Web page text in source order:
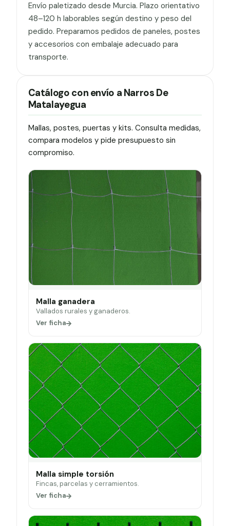
Envío paletizado desde Murcia. Plazo orientativo
48–120 h laborables según destino y peso del
pedido. Preparamos pedidos de paneles, postes
y accesorios con embalaje adecuado para
transporte.
Catálogo con envío a Narros De
Matalayegua
Mallas, postes, puertas y kits. Consulta medidas,
compara modelos y pide presupuesto sin
compromiso.
Malla ganadera
Vallados rurales y ganaderos.
Ver ficha
Malla simple torsión
Fincas, parcelas y cerramientos.
Ver ficha